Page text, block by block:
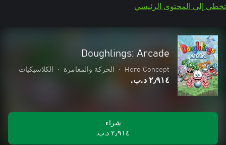
تخطي إلى المحتوى الرئيسي
Doughlings: Arcade
Hero Concept
• الحركة والمغامرة • الكلاسيكيات
٢٫٩١٤ د.ب.‏
شراء
٢٫٩١٤ د.ب.‏